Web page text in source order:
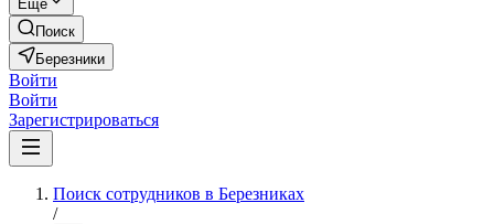
Ещё
Поиск
Березники
Войти
Войти
Зарегистрироваться
Поиск сотрудников в Березниках
/